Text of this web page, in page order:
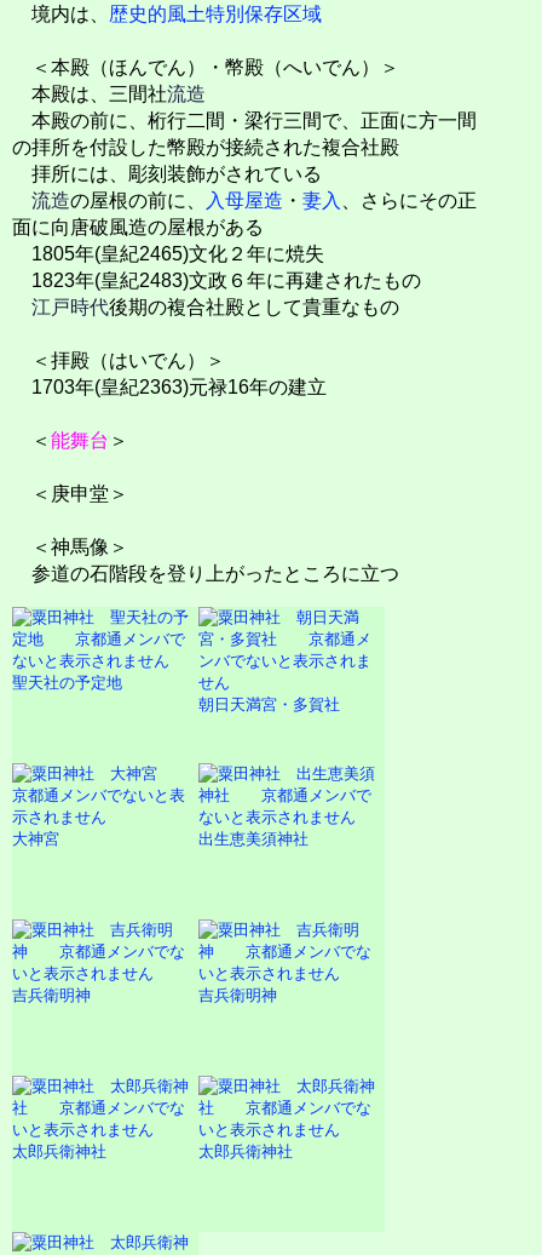
境内は、 歴史的風土特別保存区域
＜本殿（ほんでん）・幣殿（へいでん）＞
本殿は、三間社流造
本殿の前に、桁行二間・梁行三間で、正面に方一間
の拝所を付設した幣殿が接続された複合社殿
拝所には、彫刻装飾がされている
流造の屋根の前に、 入母屋造 ・ 妻入
、さらにその正
面に向唐破風造の屋根がある
1805年(皇紀2465)文化２年に焼失
1823年(皇紀2483)文政６年に再建されたもの
江戸時代後期の複合社殿として貴重なもの
＜拝殿（はいでん）＞
1703年(皇紀2363)元禄16年の建立
＜ 能舞台 ＞
＜庚申堂＞
＜神馬像＞
参道の石階段を登り上がったところに立つ
聖天社の予定地
朝日天満宮・多賀社
大神宮 出生恵美須神社
吉兵衛明神 吉兵衛明神
太郎兵衛神社 太郎兵衛神社